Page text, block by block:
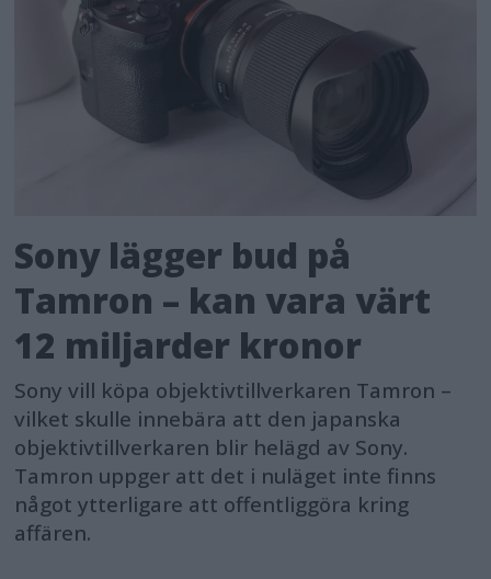
Sony lägger bud på
Tamron – kan vara värt
12 miljarder kronor
Sony vill köpa objektivtillverkaren Tamron –
vilket skulle innebära att den japanska
objektivtillverkaren blir helägd av Sony.
Tamron uppger att det i nuläget inte finns
något ytterligare att offentliggöra kring
affären.